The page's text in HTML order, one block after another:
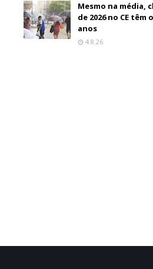
Mesmo na média,
de 2026 no CE
anos
4.8.26